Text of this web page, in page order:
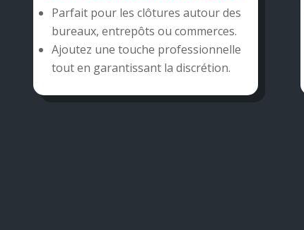
Parfait pour les clôtures autour des
bureaux, entrepôts ou commerces.
Ajoutez une touche professionnelle
tout en garantissant la discrétion.